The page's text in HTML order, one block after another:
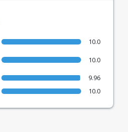
10.0
10.0
9.96
10.0